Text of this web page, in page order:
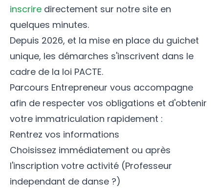
inscrire directement sur notre site en
quelques minutes.
Depuis 2026, et la mise en place du guichet
unique, les démarches s'inscrivent dans le
cadre de la loi PACTE.
Parcours Entrepreneur vous accompagne
afin de respecter vos obligations et d'obtenir
votre immatriculation rapidement :
Rentrez vos informations
Choisissez immédiatement ou après
l'inscription votre activité (Professeur
independant de danse ?)